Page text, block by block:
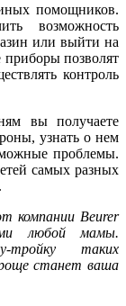
помощников.
возможность
или выйти на
приборы позволят
контроль
вы получаете
узнать о нем
проблемы.
самых разных
компании Beurer
любой мамы.
тройку таких
станет ваша